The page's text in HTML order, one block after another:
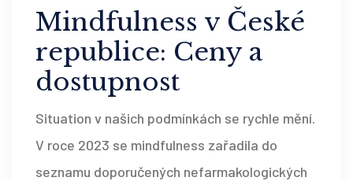
Mindfulness v České
republice: Ceny a
dostupnost
Situation v našich podmínkách se rychle mění.
V roce 2023 se mindfulness zařadila do
seznamu doporučených nefarmakologických